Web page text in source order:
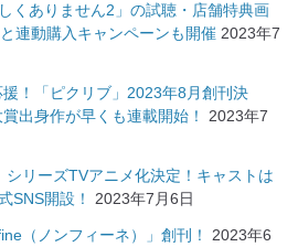
くありません2」の試聴・店舗特典画
連動購入キャンペーンも開催 2023年7
！「ピクリブ」2023年8月創刊決
出身作が早くも連載開始！
2023年7
シリーズTVアニメ化決定！キャストは
SNS開設！
2023年7月6日
（ノンフィーネ）」創刊！ 2023年6